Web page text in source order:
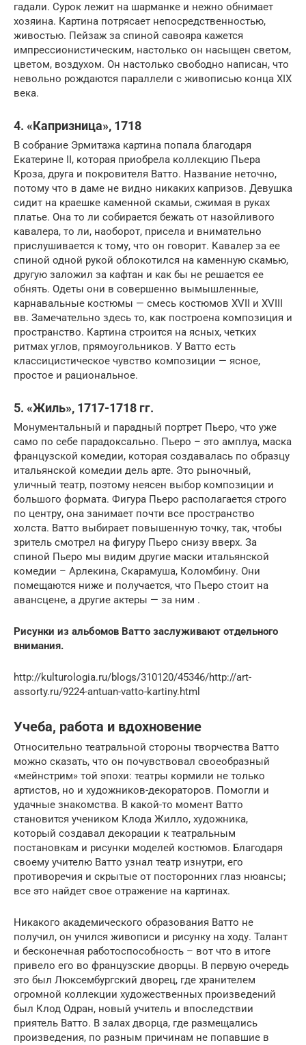
гадали. Cурок лежит на шарманке и нежно обнимает
хозяина. Картина потрясает непосредственностью,
живостью. Пейзаж за спиной савояра кажется
импрессионистическим, настолько он насыщен светом,
цветом, воздухом. Он настолько свободно написан, что
невольно рождаются параллели с живописью конца XIX
века.
4. «Капризница», 1718
В собрание Эрмитажа картина попала благодаря
Екатерине II, которая приобрела коллекцию Пьера
Кроза, друга и покровителя Ватто. Название неточно,
потому что в даме не видно никаких капризов. Девушка
сидит на краешке каменной скамьи, сжимая в руках
платье. Она то ли собирается бежать от назойливого
кавалера, то ли, наоборот, присела и внимательно
прислушивается к тому, что он говорит. Кавалер за ее
спиной одной рукой облокотился на каменную скамью,
другую заложил за кафтан и как бы не решается ее
обнять. Одеты они в совершенно вымышленные,
карнавальные костюмы — смесь костюмов XVII и XVIII
вв. Замечательно здесь то, как построена композиция и
пространство. Картина строится на ясных, четких
ритмах углов, прямоугольников. У Ватто есть
классицистическое чувство композиции — ясное,
простое и рациональное.
5. «Жиль», 1717-1718 гг.
Монументальный и парадный портрет Пьеро, что уже
само по себе парадоксально. Пьеро – это амплуа, маска
французской комедии, которая создавалась по образцу
итальянской комедии дель арте. Это рыночный,
уличный театр, поэтому неясен выбор композиции и
большого формата. Фигура Пьеро располагается строго
по центру, она занимает почти все пространство
холста. Ватто выбирает повышенную точку, так, чтобы
зритель смотрел на фигуру Пьеро снизу вверх. За
спиной Пьеро мы видим другие маски итальянской
комедии – Арлекина, Скарамуша, Коломбину. Они
помещаются ниже и получается, что Пьеро стоит на
авансцене, а другие актеры — за ним .
Рисунки из альбомов Ватто заслуживают отдельного
внимания.
http://kulturologia.ru/blogs/310120/45346/http://art-
assorty.ru/9224-antuan-vatto-kartiny.html
Учеба, работа и вдохновение
Относительно театральной стороны творчества Ватто
можно сказать, что он почувствовал своеобразный
«мейнстрим» той эпохи: театры кормили не только
артистов, но и художников-декораторов. Помогли и
удачные знакомства. В какой-то момент Ватто
становится учеником Клода Жилло, художника,
который создавал декорации к театральным
постановкам и рисунки моделей костюмов. Благодаря
своему учителю Ватто узнал театр изнутри, его
противоречия и скрытые от посторонних глаз нюансы;
все это найдет свое отражение на картинах.
Никакого академического образования Ватто не
получил, он учился живописи и рисунку на ходу. Талант
и бесконечная работоспособность – вот что в итоге
привело его во французские дворцы. В первую очередь
это был Люксембургский дворец, где хранителем
огромной коллекции художественных произведений
был Клод Одран, новый учитель и впоследствии
приятель Ватто. В залах дворца, где размещались
произведения, по разным причинам не попавшие в